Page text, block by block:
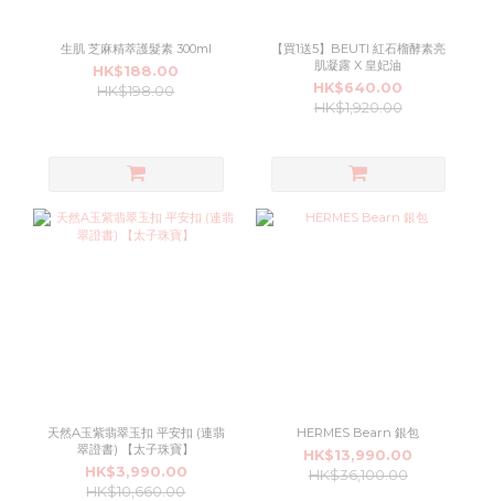
生肌 芝麻精萃護髮素 300ml
HK$188.00
HK$198.00
【買1送5】BEUTI 紅石榴酵素亮
肌凝露 X 皇妃油
HK$640.00
HK$1,920.00
天然A玉紫翡翠玉扣 平安扣 (連翡
翠證書) 【太子珠寶】
HK$3,990.00
HK$10,660.00
HERMES Bearn 銀包
HK$13,990.00
HK$36,100.00